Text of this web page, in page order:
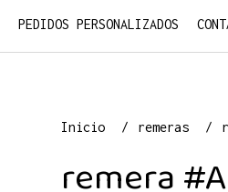
PEDIDOS PERSONALIZADOS
Inicio remeras
remera